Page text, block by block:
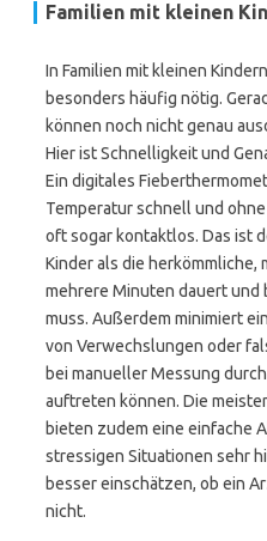
Familien mit kleinen
In Familien mit kleinen
besonders häufig nötig.
können noch nicht genau
Hier ist Schnelligkeit und
Ein digitales
Temperatur schnell und
oft sogar kontaktlos. Das ist
Kinder als die
mehrere Minuten dauert und
muss. Außerdem minimiert
von Verwechslungen oder
bei manueller Messung
auftreten können. Die
bieten zudem eine einfache
stressigen Situationen sehr
besser einschätzen, ob ein
nicht.